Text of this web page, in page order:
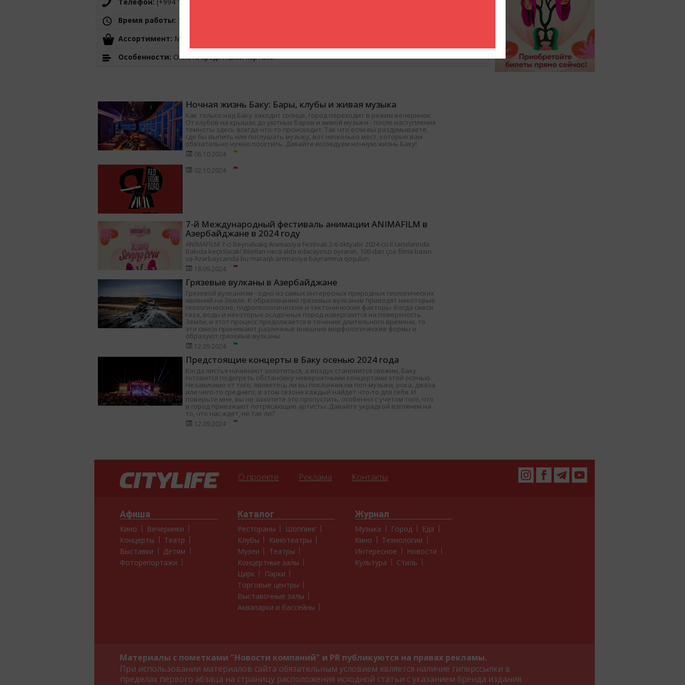
Время работы: 10:00-22:00
Ассортимент: Мужская одежда , Женская одежда , Аксессуары
Особенности: Оплата кредитными картами
Ночная жизнь Баку: Бары, клубы и живая музыка
Как только над Баку заходит солнце, город переходит в режим вечеринок.
От клубов на крышах до уютных баров и живой музыки - после наступления
темноты здесь всегда что-то происходит. Так что если вы раздумываете,
где бы выпить или послушать музыку, вот несколько мест, которые вам
обязательно нужно посетить. Давайте исследуем ночную жизнь Баку!
06.10.2024
02.10.2024
7-й Международный фестиваль анимации ANIMAFILM в
Азербайджане в 2024 году
ANİMAFİLM 7-ci Beynəlxalq Animasiya Festivalı 2-6 oktyabr 2024-cü il tarixlərində
Bakıda keçiriləcək! Biletləri necə əldə edəcəyinizi öyrənin, 100-dən çox filmə baxın
və Azərbaycanda bu maraqlı animasiya bayramına qoşulun.
18.09.2024
Грязевые вулканы в Азербайджане
Грязевой вулканизм - одно из самых интересных природных геологических
явлений на Земле. К образованию грязевых вулканов приводят некоторые
геологические, гидрогеологические и тектонические факторы. Когда смеси
газа, воды и некоторых осадочных пород извергаются на поверхность
Земли, и этот процесс продолжается в течение длительного времени, то
эти смеси принимают различные внешние морфологические формы и
образуют грязевые вулканы.
12.09.2024
Предстоящие концерты в Баку осенью 2024 года
Когда листья начинают золотиться, а воздух становится свежим, Баку
готовится подогреть обстановку невероятными концертами этой осенью.
Независимо от того, являетесь ли вы поклонником поп-музыки, рока, джаза
или чего-то среднего, в этом сезоне каждый найдет что-то для себя. И
поверьте мне, вы не захотите это пропустить, особенно с учетом того, что
в город приезжают потрясающие артисты. Давайте украдкой взглянем на
то, что нас ждет, не так ли?
12.09.2024
О проекте Реклама Контакты
Афиша
Кино
Вечеринки
Концерты
Театр
Выставки
Детям
Фоторепортажи
Каталог
Рестораны
Шоппинг
Клубы
Кинотеатры
Музеи
Театры
Концертные залы
Цирк
Парки
Торговые центры
Выставочные залы
Аквапарки и бассейны
Журнал
Музыка Город
Еда
Кино
Технологии
Интересное
Новости
Культура
Стиль
Материалы с пометками "Новости компаний" и PR публикуются на правах рекламы.
При использовании материалов сайта обязательным условием является наличие гиперссылки в
пределах первого абзаца на страницу расположения исходной статьи с указанием бренда издания